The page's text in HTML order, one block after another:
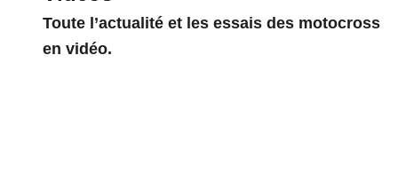
Toute l’actualité et les essais des motocross
en vidéo.